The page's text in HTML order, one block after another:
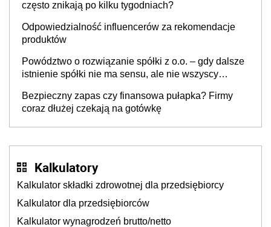
często znikają po kilku tygodniach?
Odpowiedzialność influencerów za rekomendacje
produktów
Powództwo o rozwiązanie spółki z o.o. – gdy dalsze
istnienie spółki nie ma sensu, ale nie wszyscy
Bezpieczny zapas czy finansowa pułapka? Firmy
coraz dłużej czekają na gotówkę
Kalkulatory
Kalkulator składki zdrowotnej dla przedsiębiorcy
Kalkulator dla przedsiębiorców
Kalkulator wynagrodzeń brutto/netto